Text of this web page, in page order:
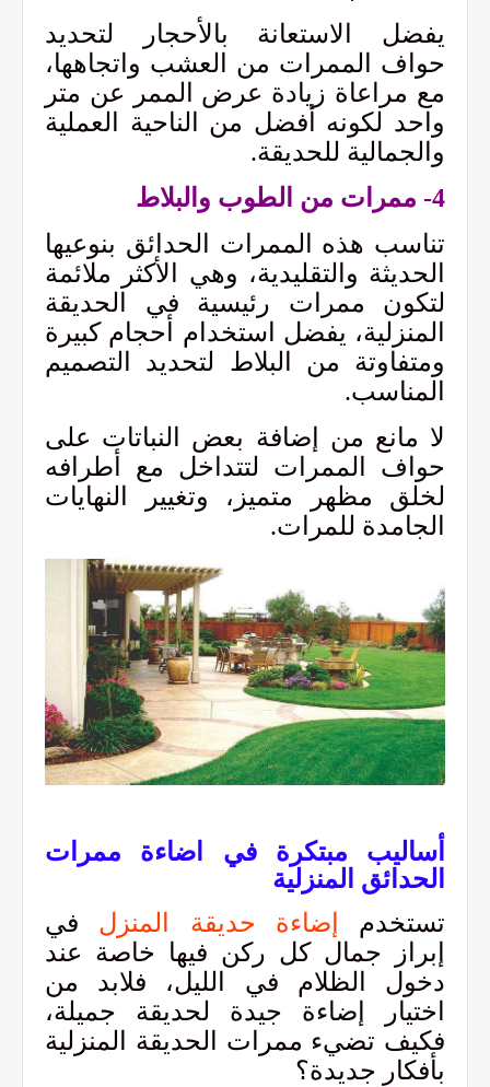
يفضل الاستعانة بالأحجار لتحديد
حواف الممرات من العشب واتجاهها،
مع مراعاة زيادة عرض الممر عن متر
واحد لكونه أفضل من الناحية العملية
والجمالية للحديقة.
4- ممرات من الطوب والبلاط
تناسب هذه الممرات الحدائق بنوعيها
الحديثة والتقليدية، وهي الأكثر ملائمة
لتكون ممرات رئيسية في الحديقة
المنزلية، يفضل استخدام أحجام كبيرة
ومتفاوتة من البلاط لتحديد التصميم
المناسب.
لا مانع من إضافة بعض النباتات على
حواف الممرات لتتداخل مع أطرافه
لخلق مظهر متميز، وتغيير النهايات
الجامدة للمرات.
أساليب مبتكرة في اضاءة ممرات
الحدائق المنزلية
تستخدم
إضاءة حديقة المنزل في
إبراز جمال كل ركن فيها خاصة عند
دخول الظلام في الليل، فلابد من
اختيار إضاءة جيدة لحديقة جميلة،
فكيف تضيء ممرات الحديقة المنزلية
بأفكار جديدة؟